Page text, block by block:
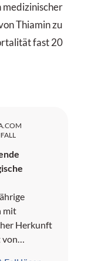
medizinischer
Thiamin zu
fast 20
mit
Herkunft
von